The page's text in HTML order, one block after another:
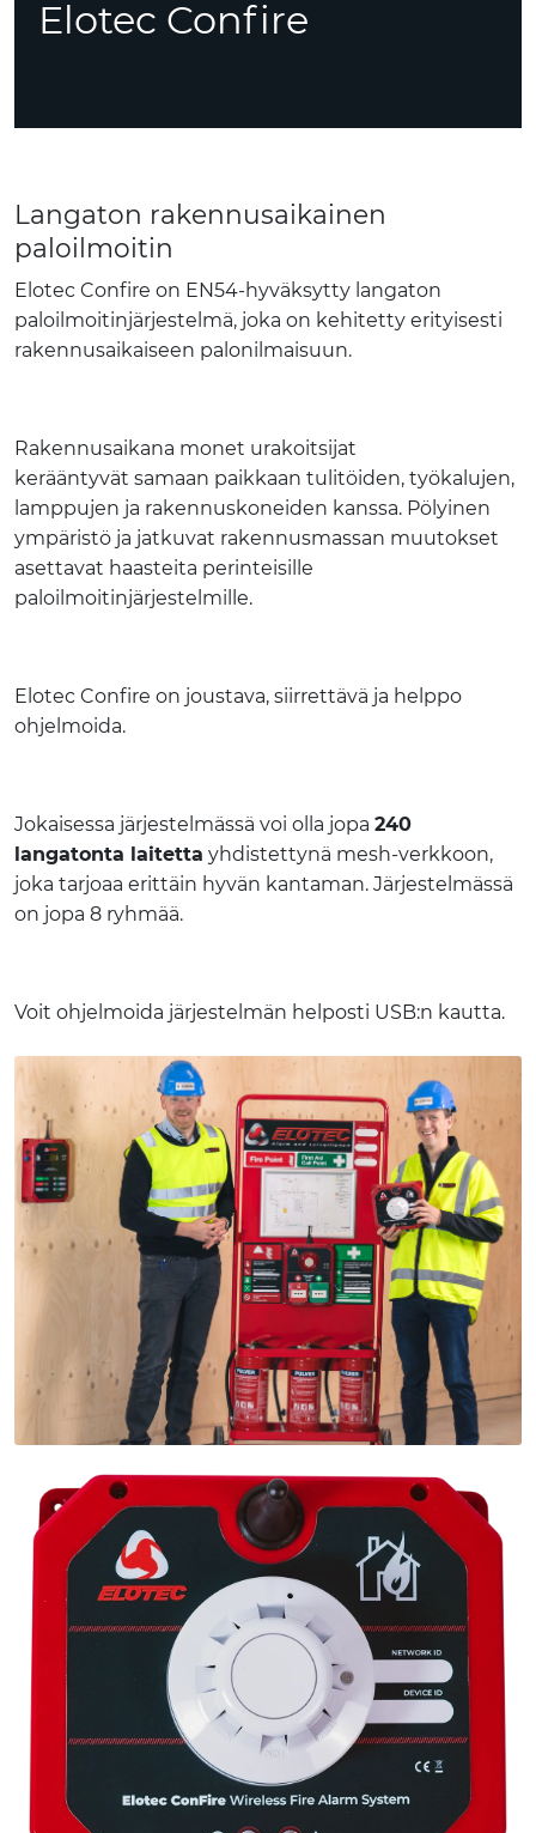
Elotec Confire
Langaton rakennusaikainen
paloilmoitin
Elotec Confire on EN54-hyväksytty langaton
paloilmoitinjärjestelmä, joka on kehitetty erityisesti
rakennusaikaiseen palonilmaisuun.
Rakennusaikana monet urakoitsijat
kerääntyvät samaan paikkaan tulitöiden, työkalujen,
lamppujen ja rakennuskoneiden kanssa. Pölyinen
ympäristö ja jatkuvat rakennusmassan muutokset
asettavat haasteita perinteisille
paloilmoitinjärjestelmille.
Elotec Confire on joustava, siirrettävä ja helppo
ohjelmoida.
Jokaisessa järjestelmässä voi olla jopa 240
langatonta laitetta yhdistettynä mesh-verkkoon,
joka tarjoaa erittäin hyvän kantaman. Järjestelmässä
on jopa 8 ryhmää.
Voit ohjelmoida järjestelmän helposti USB:n kautta.